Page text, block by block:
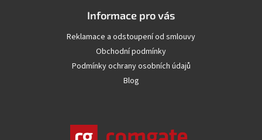
Informace pro vás
Reklamace a odstoupení od smlouvy
Obchodní podmínky
Podmínky ochrany osobních údajů
Blog